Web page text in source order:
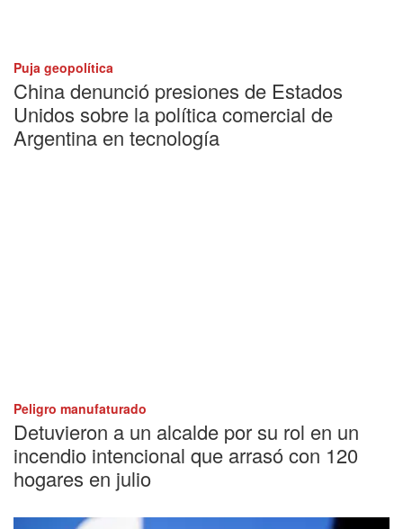
Puja geopolítica
China denunció presiones de Estados
Unidos sobre la política comercial de
Argentina en tecnología
Peligro manufaturado
Detuvieron a un alcalde por su rol en un
incendio intencional que arrasó con 120
hogares en julio